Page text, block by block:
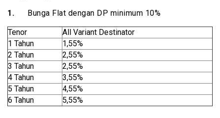
1.
Bunga Flat dengan DP minimum 10%
Tenor
All Variant Destinator
1 Tahun
1,55%
2 Tahun
2,55%
3 Tahun
2,55%
4 Tahun
3,55%
5 Tahun
4,55%
6 Tahun
5,55%